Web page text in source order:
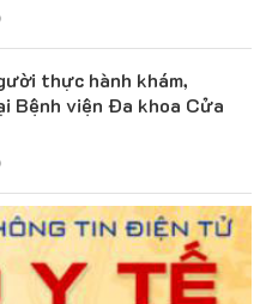
thực hành khám,
Bệnh viện Đa khoa Cửa